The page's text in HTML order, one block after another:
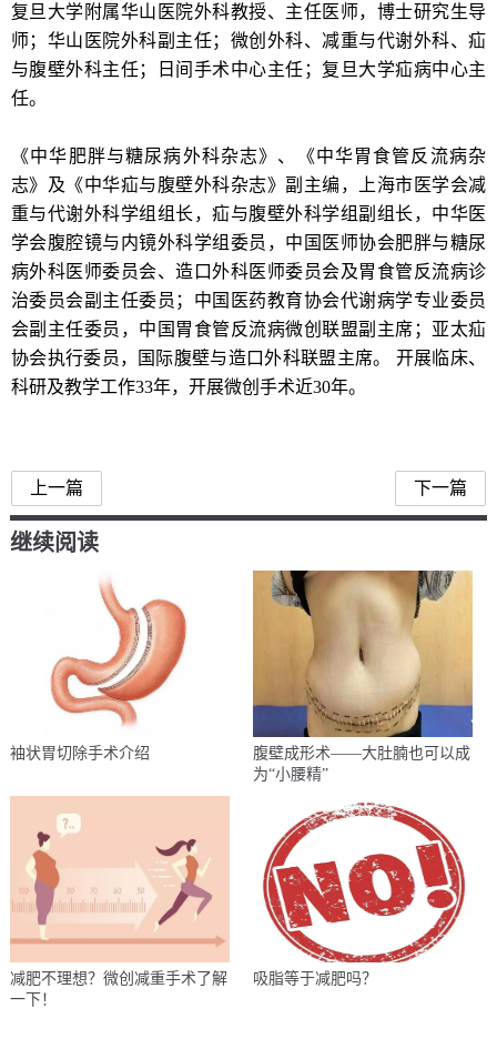
复旦大学附属华山医院外科教授、主任医师，博士研究生导
师；华山医院外科副主任；微创外科、减重与代谢外科、疝
与腹壁外科主任；日间手术中心主任；复旦大学疝病中心主
任。
《中华肥胖与糖尿病外科杂志》、《中华胃食管反流病杂
志》及《中华疝与腹壁外科杂志》副主编，上海市医学会减
重与代谢外科学组组长，疝与腹壁外科学组副组长，中华医
学会腹腔镜与内镜外科学组委员，中国医师协会肥胖与糖尿
病外科医师委员会、造口外科医师委员会及胃食管反流病诊
治委员会副主任委员；中国医药教育协会代谢病学专业委员
会副主任委员，中国胃食管反流病微创联盟副主席；亚太疝
协会执行委员，国际腹壁与造口外科联盟主席。 开展临床、
科研及教学工作33年，开展微创手术近30年。
上一篇 下一篇
继续阅读
袖状胃切除手术介绍
腹壁成形术——大肚腩也可以成
为“小腰精”
减肥不理想？微创减重手术了解
一下！
吸脂等于减肥吗？